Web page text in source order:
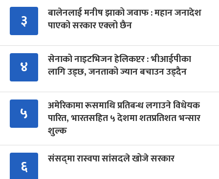
३
बालेनलाई मनीष झाको जवाफ : महान जनादेश
पाएको सरकार एक्लो छैन
४
सेनाको नाइटभिजन हेलिकप्टर : भीआईपीका
लागि उड्छ, जनताको ज्यान बचाउन उड्दैन
५
अमेरिकामा रूसमाथि प्रतिबन्ध लगाउने विधेयक
पारित, भारतसहित ५ देशमा शतप्रतिशत भन्सार
शुल्क
६ संसद्‍मा रास्वपा सांसदले खोजे सरकार